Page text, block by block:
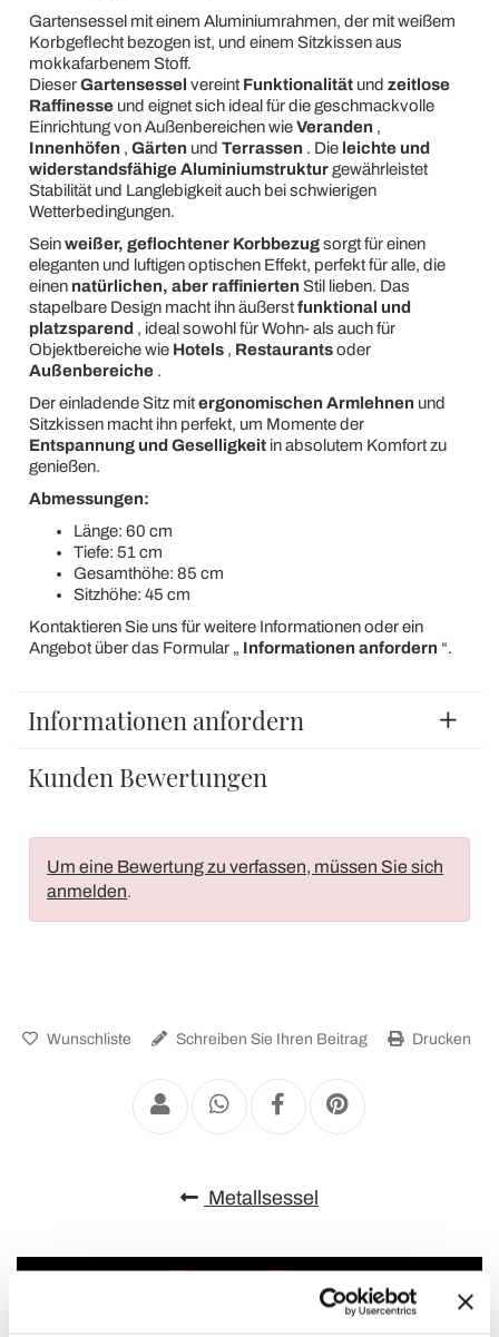
Gartensessel mit einem Aluminiumrahmen, der mit weißem
Korbgeflecht bezogen ist, und einem Sitzkissen aus
mokkafarbenem Stoff.
DieserGartensessel vereint Funktionalitätund zeitlose
Raffinesseund eignet sich ideal für die geschmackvolle
Einrichtung von Außenbereichen wieVeranden ,
Innenhöfen , Gärten und Terrassen . Die leichte und
widerstandsfähige Aluminiumstrukturgewährleistet
Stabilität und Langlebigkeit auch bei schwierigen
Wetterbedingungen.
Seinweißer, geflochtener Korbbezugsorgt für einen
eleganten und luftigen optischen Effekt, perfekt für alle, die
einen natürlichen, aber raffinierten Stil lieben. Das
stapelbare Design macht ihn äußerstfunktional und
platzsparend , ideal sowohl für Wohn- als auch für
Objektbereiche wie Hotels, Restaurantsoder
Außenbereiche.
Der einladende Sitz mitergonomischen Armlehnen und
Sitzkissen macht ihn perfekt, um Momente der
Entspannung und Geselligkeitin absolutem Komfort zu
genießen.
Abmessungen:
Länge: 60 cm
Tiefe: 51 cm
Gesamthöhe: 85 cm
Sitzhöhe: 45 cm
Kontaktieren Sie uns für weitere Informationen oder ein
Angebot über das Formular „ Informationen anfordern “.
Informationen anfordern
Kunden Bewertungen
Um eine Bewertung zu verfassen, müssen Sie sich
anmelden.
Wunschliste Schreiben Sie Ihren Beitrag Drucken
Metallsessel